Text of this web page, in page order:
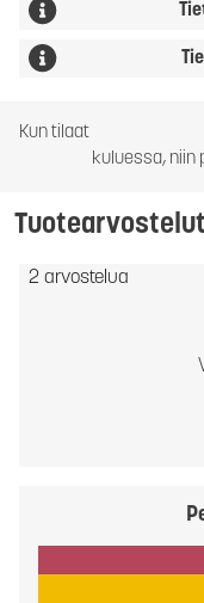
Kun tilaat
kuluessa, niin
Tuotearvostelut
2 arvostelua